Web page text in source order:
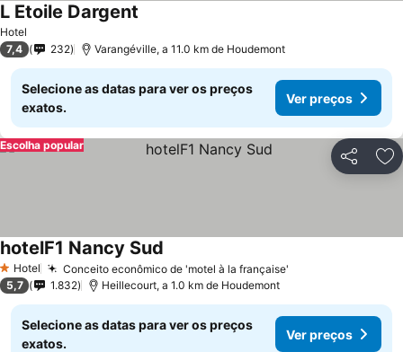
Hotel
L Etoile Dargent
7,4 232 Varangéville, a 11.0 km de Houdemont
Selecione as datas para ver os preços
exatos.
Ver preços
Partilhar
Escolha popular
1 Estrelas
Hotel Conceito econômico de 'motel à la française'
hotelF1 Nancy Sud
5,7 1.832 Heillecourt, a 1.0 km de Houdemont
Selecione as datas para ver os preços
exatos.
Ver preços